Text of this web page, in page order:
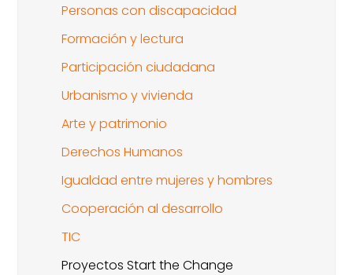
Personas con discapacidad
Formación y lectura
Participación ciudadana
Urbanismo y vivienda
Arte y patrimonio
Derechos Humanos
Igualdad entre mujeres y hombres
Cooperación al desarrollo
TIC
Proyectos Start the Change